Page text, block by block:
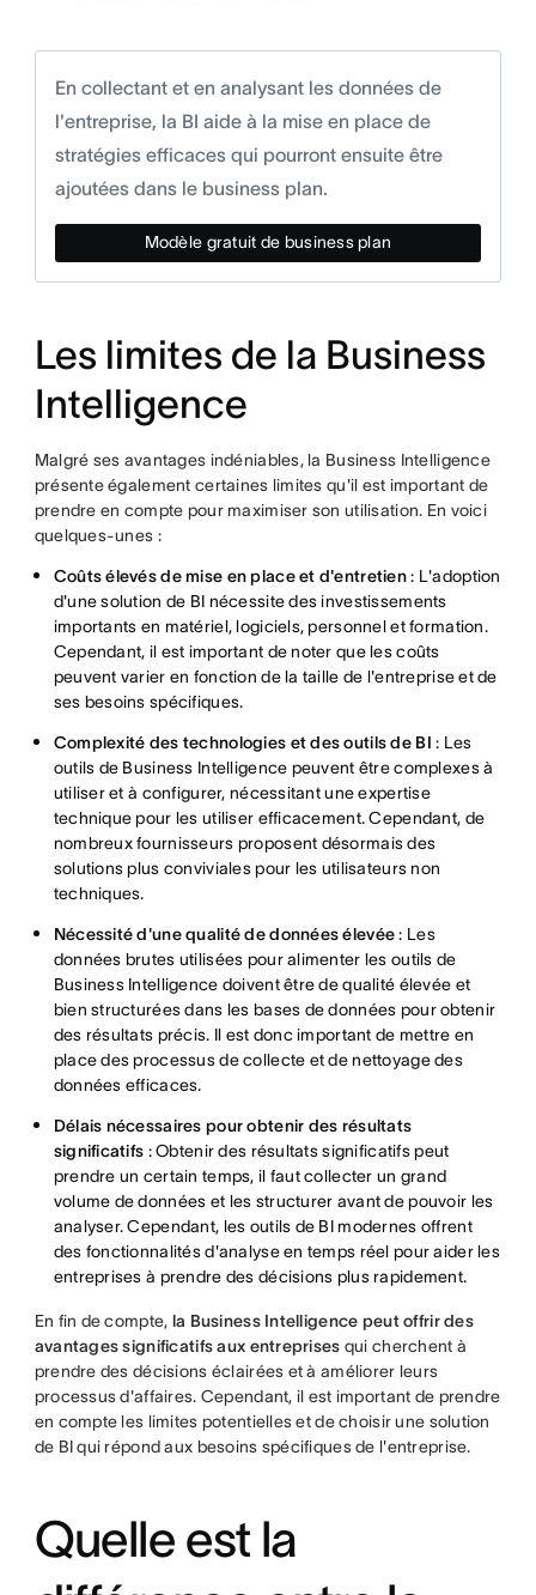
En collectant et en analysant les données de
l'entreprise, la BI aide à la mise en place de
stratégies efficaces qui pourront ensuite être
ajoutées dans le business plan.
Modèle gratuit de business plan
Les limites de la Business
Intelligence
Malgré ses avantages indéniables, la Business Intelligence
présente également certaines limites qu'il est important de
prendre en compte pour maximiser son utilisation. En voici
quelques-unes :
Coûts élevés de mise en place et d'entretien: L'adoption
d'une solution de BI nécessite des investissements
importants en matériel, logiciels, personnel et formation.
Cependant, il est important de noter que les coûts
peuvent varier en fonction de la taille de l'entreprise et de
ses besoins spécifiques.
Complexité des technologies et des outils de BI : Les
outils de Business Intelligence peuvent être complexes à
utiliser et à configurer, nécessitant une expertise
technique pour les utiliser efficacement. Cependant, de
nombreux fournisseurs proposent désormais des
solutions plus conviviales pour les utilisateurs non
techniques.
Nécessité d'une qualité de données élevée: Les
données brutes utilisées pour alimenter les outils de
Business Intelligence doivent être de qualité élevée et
bien structurées dans les bases de données pour obtenir
des résultats précis. Il est donc important de mettre en
place des processus de collecte et de nettoyage des
données efficaces.
Délais nécessaires pour obtenir des résultats
significatifs : Obtenir des résultats significatifs peut
prendre un certain temps, il faut collecter un grand
volume de données et les structurer avant de pouvoir les
analyser. Cependant, les outils de BI modernes offrent
des fonctionnalités d'analyse en temps réel pour aider les
entreprises à prendre des décisions plus rapidement.
En fin de compte, la Business Intelligence peut offrir des
avantages significatifs aux entreprises qui cherchent à
prendre des décisions éclairées et à améliorer leurs
processus d'affaires. Cependant, il est important de prendre
en compte les limites potentielles et de choisir une solution
de BI qui répond aux besoins spécifiques de l'entreprise.
Quelle est la